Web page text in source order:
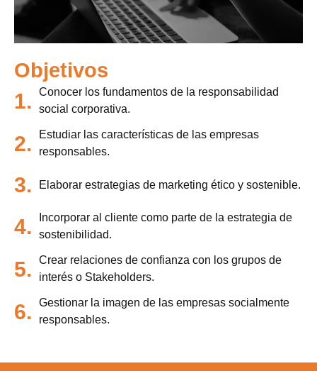
Objetivos
1.
Conocer los fundamentos de la responsabilidad
social corporativa.
2.
Estudiar las características de las empresas
responsables.
3. Elaborar estrategias de marketing ético y sostenible.
4.
Incorporar al cliente como parte de la estrategia de
sostenibilidad.
5.
Crear relaciones de confianza con los grupos de
interés o Stakeholders.
6.
Gestionar la imagen de las empresas socialmente
responsables.